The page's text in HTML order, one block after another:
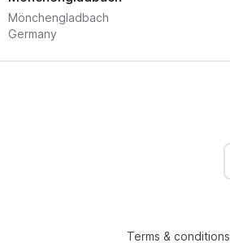
Mönchengladbach
Germany
Terms & conditions